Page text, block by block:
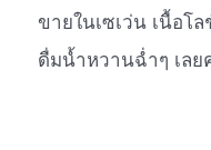
ขายในเซเว่น เนื้อโ
ดื่มน้ำหวานฉ่ำๆ เลย